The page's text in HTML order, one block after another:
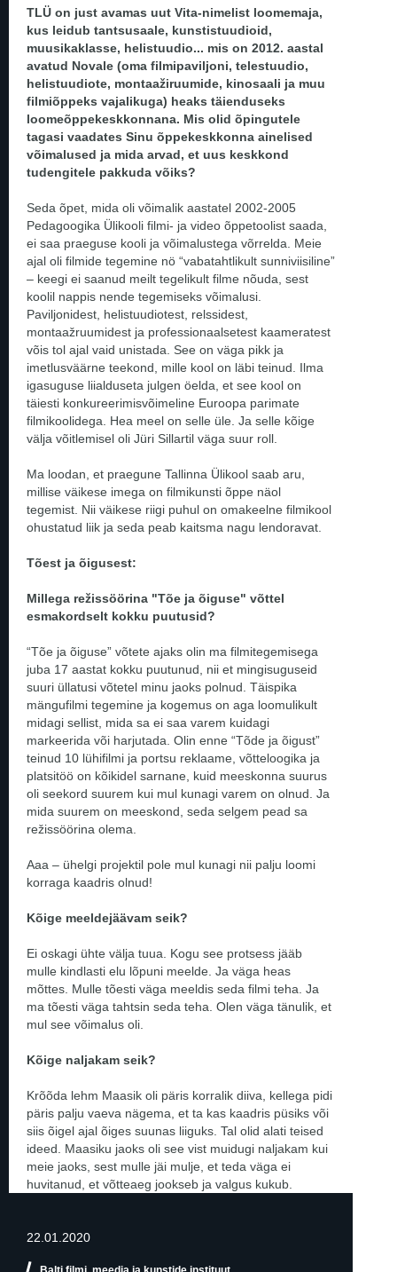
22.01.2020
TLÜ on just avamas uut Vita-nimelist loomemaja,
kus leidub tantsusaale, kunstistuudioid,
muusikaklasse, helistuudio... mis on 2012. aastal
avatud Novale (oma filmipaviljoni, telestuudio,
helistuudiote, montaažiruumide, kinosaali ja muu
filmiõppeks vajalikuga) heaks täienduseks
loomeõppekeskkonnana. Mis olid õpingutele
tagasi vaadates Sinu õppekeskkonna ainelised
võimalused ja mida arvad, et uus keskkond
tudengitele pakkuda võiks?
Seda õpet, mida oli võimalik aastatel 2002-2005
Pedagoogika Ülikooli filmi- ja video õppetoolist saada,
ei saa praeguse kooli ja võimalustega võrrelda. Meie
ajal oli filmide tegemine nö “vabatahtlikult sunniviisiline”
– keegi ei saanud meilt tegelikult filme nõuda, sest
koolil nappis nende tegemiseks võimalusi.
Paviljonidest, helistuudiotest, relssidest,
montaažruumidest ja professionaalsetest kaameratest
võis tol ajal vaid unistada. See on väga pikk ja
imetlusväärne teekond, mille kool on läbi teinud. Ilma
igasuguse liialduseta julgen öelda, et see kool on
täiesti konkureerimisvõimeline Euroopa parimate
filmikoolidega. Hea meel on selle üle. Ja selle kõige
välja võitlemisel oli Jüri Sillartil väga suur roll.
Ma loodan, et praegune Tallinna Ülikool saab aru,
millise väikese imega on filmikunsti õppe näol
tegemist. Nii väikese riigi puhul on omakeelne filmikool
ohustatud liik ja seda peab kaitsma nagu lendoravat.
Tõest ja õigusest:
Millega režissöörina "Tõe ja õiguse" võttel
esmakordselt kokku puutusid?
“Tõe ja õiguse” võtete ajaks olin ma filmitegemisega
juba 17 aastat kokku puutunud, nii et mingisuguseid
suuri üllatusi võtetel minu jaoks polnud. Täispika
mängufilmi tegemine ja kogemus on aga loomulikult
midagi sellist, mida sa ei saa varem kuidagi
markeerida või harjutada. Olin enne “Tõde ja õigust”
teinud 10 lühifilmi ja portsu reklaame, võtteloogika ja
platsitöö on kõikidel sarnane, kuid meeskonna suurus
oli seekord suurem kui mul kunagi varem on olnud. Ja
mida suurem on meeskond, seda selgem pead sa
režissöörina olema.
Aaa – ühelgi projektil pole mul kunagi nii palju loomi
korraga kaadris olnud!
Kõige meeldejäävam seik?
Ei oskagi ühte välja tuua. Kogu see protsess jääb
mulle kindlasti elu lõpuni meelde. Ja väga heas
mõttes. Mulle tõesti väga meeldis seda filmi teha. Ja
ma tõesti väga tahtsin seda teha. Olen väga tänulik, et
mul see võimalus oli.
Kõige naljakam seik?
Krõõda lehm Maasik oli päris korralik diiva, kellega pidi
päris palju vaeva nägema, et ta kas kaadris püsiks või
siis õigel ajal õiges suunas liiguks. Tal olid alati teised
ideed. Maasiku jaoks oli see vist muidugi naljakam kui
meie jaoks, sest mulle jäi mulje, et teda väga ei
huvitanud, et võtteaeg jookseb ja valgus kukub.